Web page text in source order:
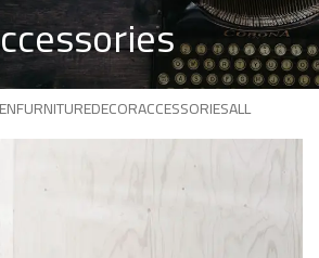
ALL
ACCESSORIES
DECOR
FURNITURE